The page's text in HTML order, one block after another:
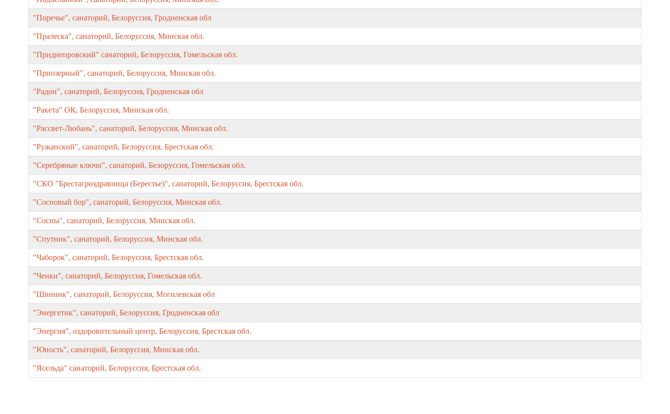
"Поречье", санаторий, Белоруссия, Гродненская обл
"Пралеска", санаторий, Белоруссия, Минская обл.
"Приднепровский" санаторий, Белоруссия, Гомельская обл.
"Приозерный", санаторий, Белоруссия, Минская обл.
"Радон", санаторий, Белоруссия, Гродненская обл
"Ракета" ОК, Белоруссия, Минская обл.
"Рассвет-Любань", санаторий, Белоруссия, Минская обл.
"Ружанский", санаторий, Белоруссия, Брестская обл.
"Серебряные ключи", санаторий, Белоруссия, Гомельская обл.
"СКО "Брестагроздравница (Берестье)", санаторий, Белоруссия, Брестская обл.
"Сосновый бор", санаторий, Белоруссия, Минская обл.
"Сосны", санаторий, Белоруссия, Минская обл.
"Спутник", санаторий, Белоруссия, Минская обл.
"Чаборок", санаторий, Белоруссия, Брестская обл.
"Ченки", санаторий, Белоруссия, Гомельская обл.
"Шинник", санаторий, Белоруссия, Могилевская обл
"Энергетик", санаторий, Белоруссия, Гродненская обл
"Энергия", оздоровительный центр, Белоруссия, Брестская обл.
"Юность", санаторий, Белоруссия, Минская обл.
"Ясельда" санаторий, Белоруссия, Брестская обл.